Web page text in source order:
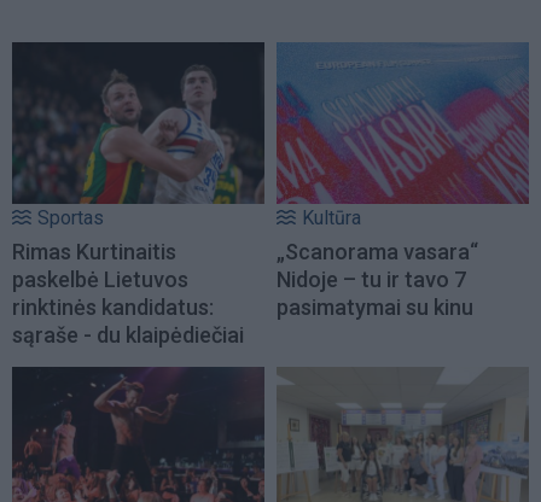
Sportas
Rimas Kurtinaitis
paskelbė Lietuvos
rinktinės kandidatus:
sąraše - du klaipėdiečiai
Kultūra
„Scanorama vasara“
Nidoje – tu ir tavo 7
pasimatymai su kinu